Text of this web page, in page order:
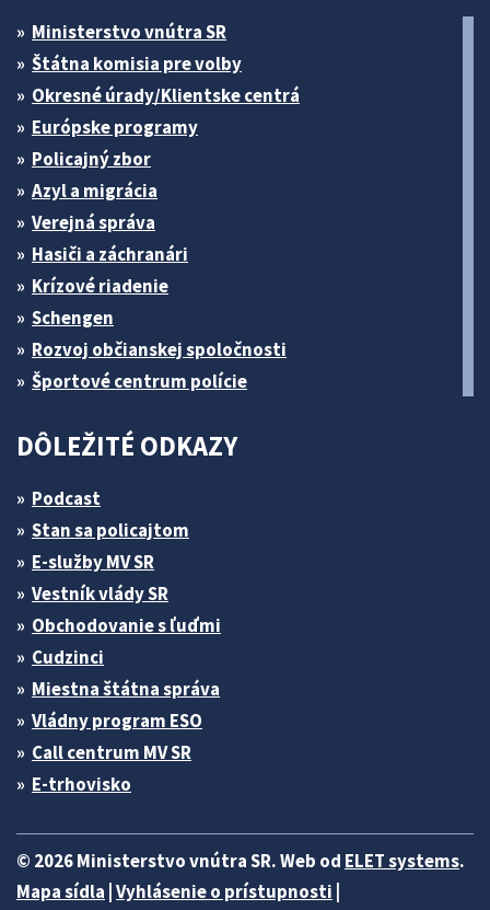
Ministerstvo vnútra SR
Štátna komisia pre volby
Okresné úrady/Klientske centrá
Európske programy
Policajný zbor
Azyl a migrácia
Verejná správa
Hasiči a záchranári
Krízové riadenie
Schengen
Rozvoj občianskej spoločnosti
Športové centrum polície
DÔLEŽITÉ ODKAZY
Podcast
Stan sa policajtom
E-služby MV SR
Vestník vlády SR
Obchodovanie s ľuďmi
Cudzinci
Miestna štátna správa
Vládny program ESO
Call centrum MV SR
E-trhovisko
© 2026 Ministerstvo vnútra SR. Web od ELET systems.
Mapa sídla Vyhlásenie o prístupnosti